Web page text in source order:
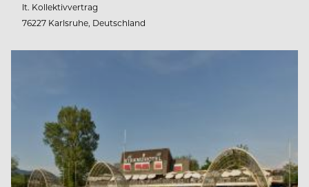
lt. Kollektivvertrag
76227 Karlsruhe, Deutschland